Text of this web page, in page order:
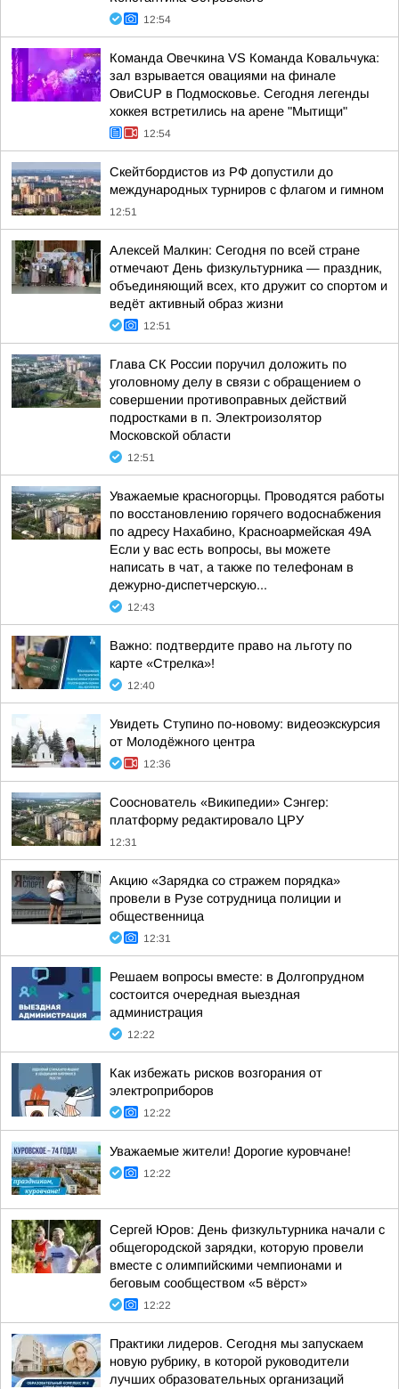
12:54
Команда Овечкина VS Команда Ковальчука:
зал взрывается овациями на финале
ОвиCUP в Подмосковье. Сегодня легенды
хоккея встретились на арене "Мытищи"
12:54
Скейтбордистов из РФ допустили до
международных турниров с флагом и гимном
12:51
Алексей Малкин: Сегодня по всей стране
отмечают День физкультурника — праздник,
объединяющий всех, кто дружит со спортом и
ведёт активный образ жизни
12:51
Глава СК России поручил доложить по
уголовному делу в связи с обращением о
совершении противоправных действий
подростками в п. Электроизолятор
Московской области
12:51
Уважаемые красногорцы. Проводятся работы
по восстановлению горячего водоснабжения
по адресу Нахабино, Красноармейская 49А
Если у вас есть вопросы, вы можете
написать в чат, а также по телефонам в
дежурно-диспетчерскую...
12:43
Важно: подтвердите право на льготу по
карте «Стрелка»!
12:40
Увидеть Ступино по-новому: видеоэкскурсия
от Молодёжного центра
12:36
Сооснователь «Википедии» Сэнгер:
платформу редактировало ЦРУ
12:31
Акцию «Зарядка со стражем порядка»
провели в Рузе сотрудница полиции и
общественница
12:31
Решаем вопросы вместе: в Долгопрудном
состоится очередная выездная
администрация
12:22
Как избежать рисков возгорания от
электроприборов
12:22
Уважаемые жители! Дорогие куровчане!
12:22
Сергей Юров: День физкультурника начали с
общегородской зарядки, которую провели
вместе с олимпийскими чемпионами и
беговым сообществом «5 вёрст»
12:22
Практики лидеров. Сегодня мы запускаем
новую рубрику, в которой руководители
лучших образовательных организаций